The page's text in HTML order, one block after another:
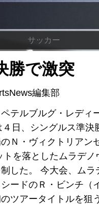
サッカー
勝で激突
編集部
テルブルグ・レディ
日、シングルス準
Ｎ・ヴィクトリア
を落としたムラデ
した。 今大会、ム
ードのＲ・ビンチ
ツアータイトルを